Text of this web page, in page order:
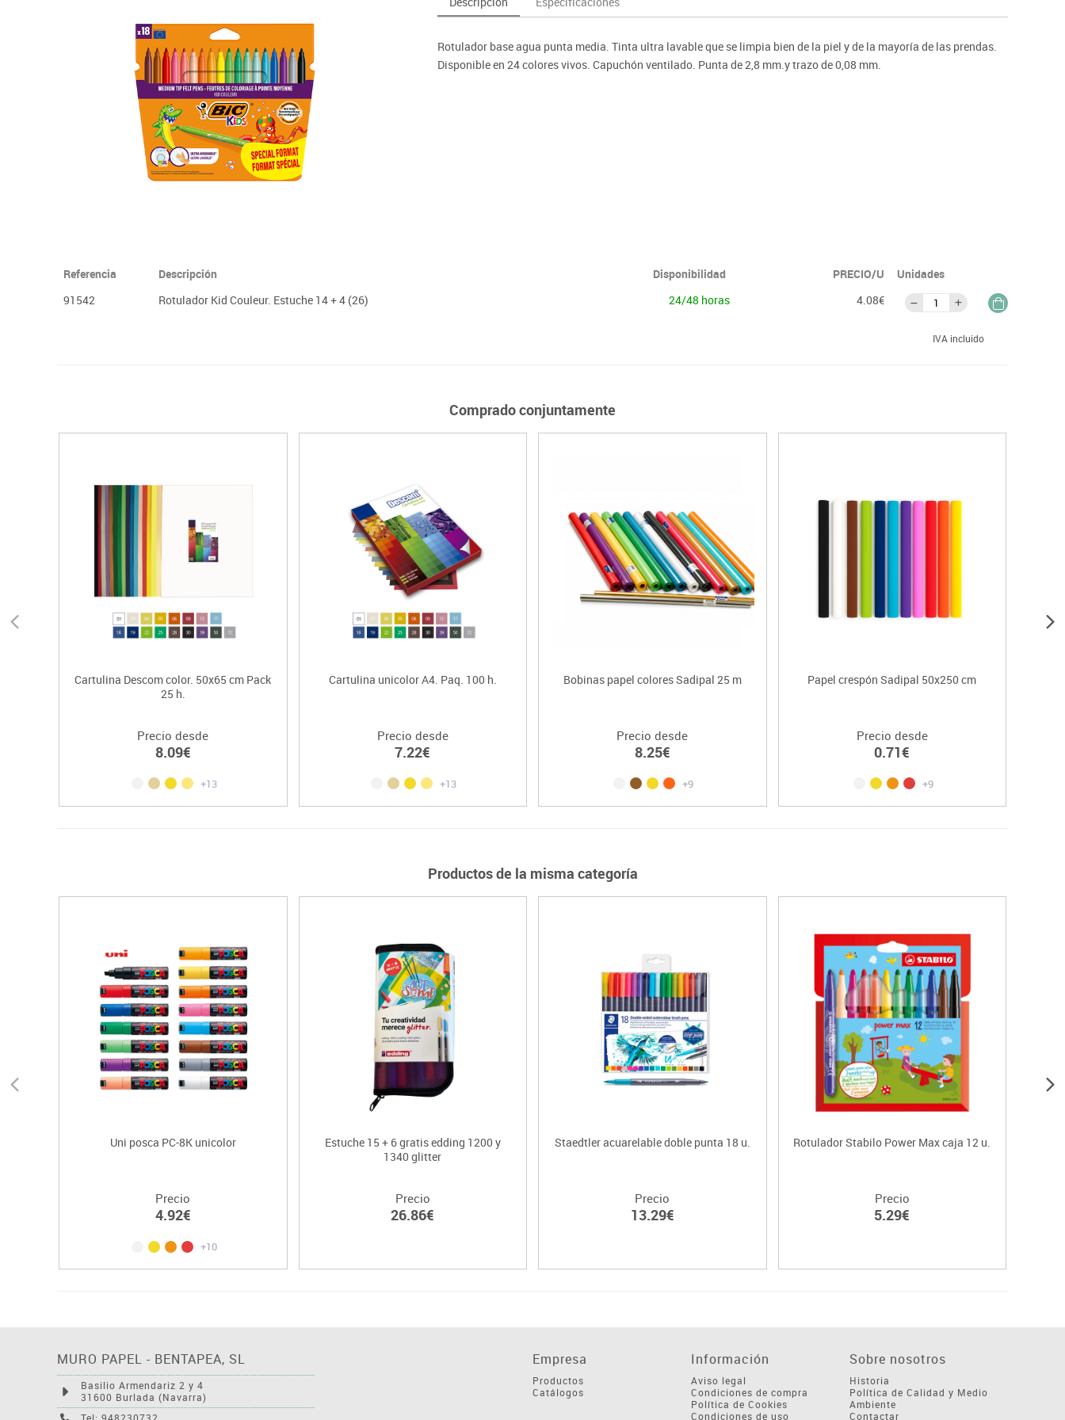
Manualidades
Material escolar
Plastifica, encuaderna, destruye
Papel y manipulados
Juegos de mesa
Juegos simbólicos
Deportes raqueta
Protección deportiva
Psicomotricidad
Monitores interactivos
Pantallas de proyección
Rotulador base agua punta media. Tinta ultra lavable que se limpia bien de la piel y de la mayoría de las prendas.
Disponible en 24 colores vivos. Capuchón ventilado. Punta de 2,8 mm.y trazo de 0,08 mm.
Referencia Descripción Disponibilidad PRECIO/U
Unidades
91542
Rotulador Kid Couleur. Estuche 14 + 4 (26) 24/48 horas 4.08€
IVA incluido
Comprado conjuntamente
Cartulina Descom color. 50x65 cm Pack
25 h.
Precio desde
8.09€
+13
Cartulina unicolor A4. Paq. 100 h.
Precio desde
7.22€
+13
Bobinas papel colores Sadipal 25 m
Precio desde
8.25€
+9
Papel crespón Sadipal 50x250 cm
Precio desde
0.71€
+9
Productos de la misma categoría
Uni posca PC-8K unicolor
Precio
4.92€
+10
Estuche 15 + 6 gratis edding 1200 y
1340 glitter
Precio
26.86€
Staedtler acuarelable doble punta 18 u.
Precio
13.29€
Rotulador Stabilo Power Max caja 12 u.
Precio
5.29€
MURO PAPEL - BENTAPEA, SL
Basilio Armendariz 2 y 4
31600 Burlada (Navarra)
Empresa
Productos
Catálogos
Información
Aviso legal
Condiciones de compra
Política de Cookies
Condiciones de uso
Sobre nosotros
Historia
Política de Calidad y Medio
Ambiente
Contactar